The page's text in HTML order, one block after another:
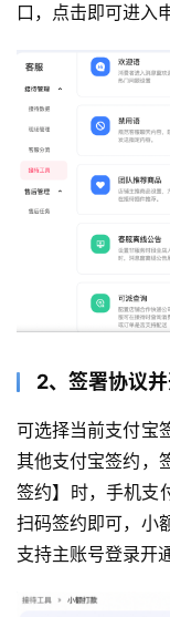
口，点击即可进入
2、签署协议
可选择当前支付宝
其他支付宝签约，
签约】时，手机支
扫码签约即可，小
支持主账号登录开